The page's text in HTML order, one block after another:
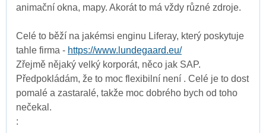
animační okna, mapy. Akorát to má vždy různé zdroje.
Celé to běží na jakémsi enginu Liferay, který poskytuje
tahle firma - https://www.lundegaard.eu/
Zřejmě nějaký velký korporát, něco jak SAP.
Předpokládám, že to moc flexibilní není . Celé je to dost
pomalé a zastaralé, takže moc dobrého bych od toho
nečekal.
: